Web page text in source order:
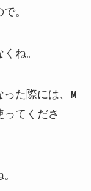
。
ね。
た際には、M
てくださ